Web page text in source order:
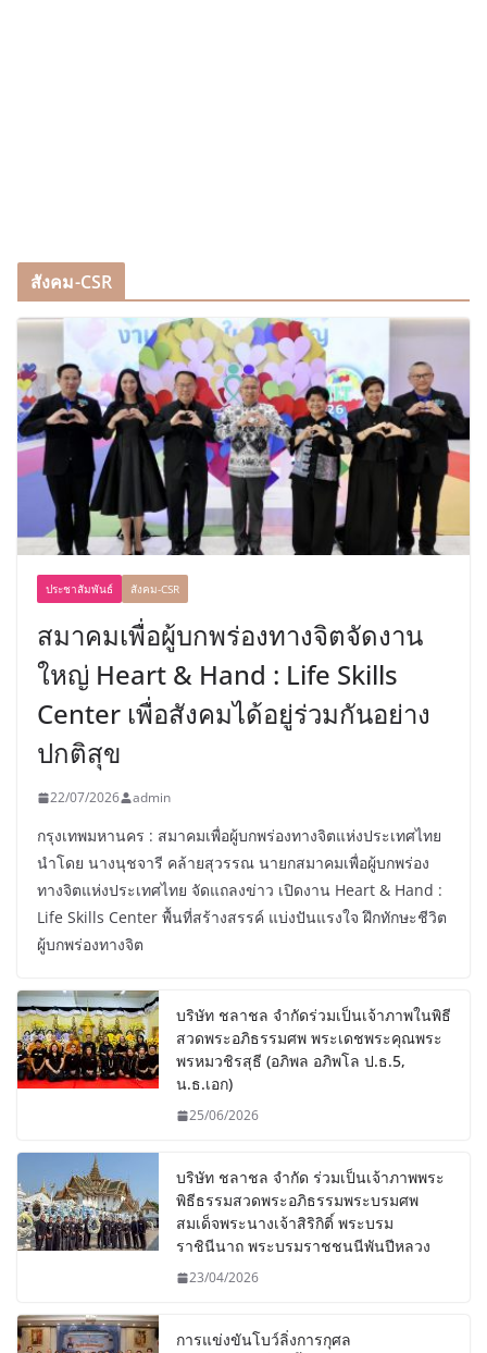
สังคม-CSR
ประชาสัมพันธ์ สังคม-CSR
สมาคมเพื่อผู้บกพร่องทางจิตจัดงาน
ใหญ่ Heart & Hand : Life Skills
Center เพื่อสังคมได้อยู่ร่วมกันอย่าง
ปกติสุข
22/07/2026 admin
กรุงเทพมหานคร : สมาคมเพื่อผู้บกพร่องทางจิตแห่งประเทศไทย
นำโดย นางนุชจารี คล้ายสุวรรณ นายกสมาคมเพื่อผู้บกพร่อง
ทางจิตแห่งประเทศไทย จัดแถลงข่าว เปิดงาน Heart & Hand :
Life Skills Center พื้นที่สร้างสรรค์ แบ่งปันแรงใจ ฝึกทักษะชีวิต
ผู้บกพร่องทางจิต
บริษัท ชลาชล จำกัดร่วมเป็นเจ้าภาพในพิธี
สวดพระอภิธรรมศพ พระเดชพระคุณพระ
พรหมวชิรสุธี (อภิพล อภิพโล ป.ธ.5,
น.ธ.เอก)
25/06/2026
บริษัท ชลาชล จำกัด ร่วมเป็นเจ้าภาพพระ
พิธีธรรมสวดพระอภิธรรมพระบรมศพ
สมเด็จพระนางเจ้าสิริกิติ์ พระบรม
ราชินีนาถ พระบรมราชชนนีพันปีหลวง
23/04/2026
การแข่งขันโบว์ลิ่งการกุศล